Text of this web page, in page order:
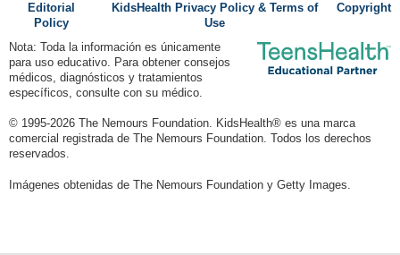
Editorial
Policy
KidsHealth Privacy Policy & Terms of
Use
Copyright
Nota: Toda la información es únicamente
para uso educativo. Para obtener consejos
médicos, diagnósticos y tratamientos
específicos, consulte con su médico.
© 1995-2026 The Nemours Foundation. KidsHealth® es una marca
comercial registrada de The Nemours Foundation. Todos los derechos
reservados.
Imágenes obtenidas de The Nemours Foundation y Getty Images.